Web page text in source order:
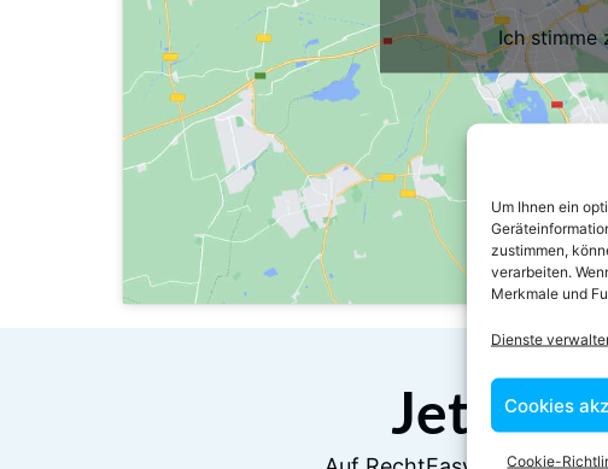
Um Ihnen ein
zustimmen,
verarbeiten.
Merkmale und
Dienste
Cookies
Cookie-
Ich stimme
Jetzt